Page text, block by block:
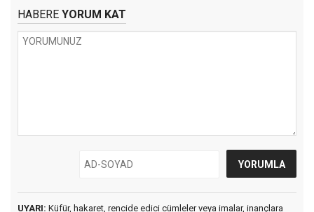
HABERE YORUM KAT
UYARI: Küfür, hakaret, rencide edici cümleler veya imalar, inançlara